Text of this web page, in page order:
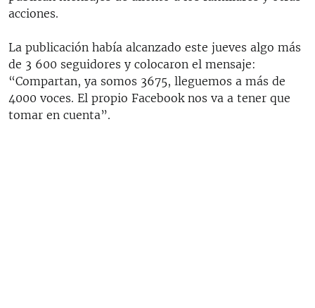
acciones.
La publicación había alcanzado este jueves algo más
de 3 600 seguidores y colocaron el mensaje:
“Compartan, ya somos 3675, lleguemos a más de
4000 voces. El propio Facebook nos va a tener que
tomar en cuenta”.